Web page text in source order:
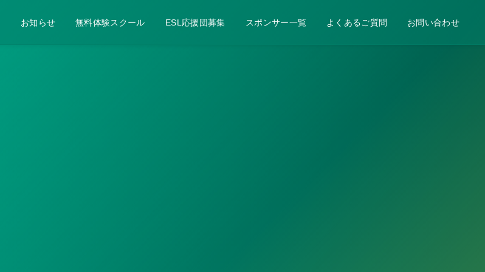
お知らせ 無料体験スクール ESL応援団募集 スポンサー一覧 よくあるご質問 お問い合わせ